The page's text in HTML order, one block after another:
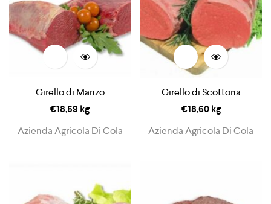
Girello di Manzo
€18,59 kg
Azienda Agricola Di Cola
Girello di Scottona
€18,60kg
Azienda Agricola Di Cola